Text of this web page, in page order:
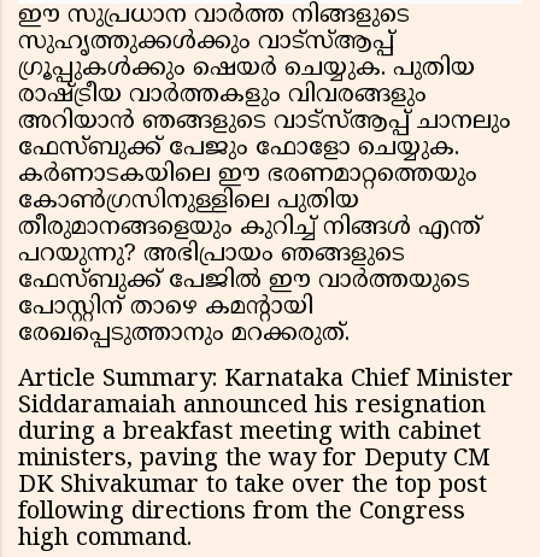
ഈ സുപ്രധാന വാർത്ത നിങ്ങളുടെ
സുഹൃത്തുക്കൾക്കും വാട്സ്ആപ്പ്
ഗ്രൂപ്പുകൾക്കും ഷെയർ ചെയ്യുക. പുതിയ
രാഷ്ട്രീയ വാർത്തകളും വിവരങ്ങളും
അറിയാൻ ഞങ്ങളുടെ വാട്സ്ആപ്പ് ചാനലും
ഫേസ്ബുക്ക് പേജും ഫോളോ ചെയ്യുക.
കർണാടകയിലെ ഈ ഭരണമാറ്റത്തെയും
കോൺഗ്രസിനുള്ളിലെ പുതിയ
തീരുമാനങ്ങളെയും കുറിച്ച് നിങ്ങൾ എന്ത്
പറയുന്നു? അഭിപ്രായം ഞങ്ങളുടെ
ഫേസ്ബുക്ക് പേജിൽ ഈ വാർത്തയുടെ
പോസ്റ്റിന് താഴെ കമന്റായി
രേഖപ്പെടുത്താനും മറക്കരുത്.
Article Summary: Karnataka Chief Minister
Siddaramaiah announced his resignation
during a breakfast meeting with cabinet
ministers, paving the way for Deputy CM
DK Shivakumar to take over the top post
following directions from the Congress
high command.